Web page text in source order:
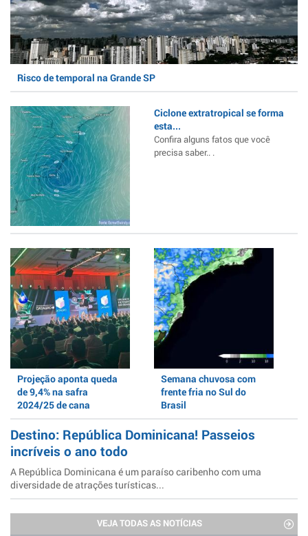
Risco de temporal na Grande SP
Ciclone extratropical se forma
esta...
Confira alguns fatos que você
precisa saber.. .
Projeção aponta queda
de 9,4% na safra
2024/25 de cana
Semana chuvosa com
frente fria no Sul do
Brasil
Destino: República Dominicana! Passeios
incríveis o ano todo
A República Dominicana é um paraíso caribenho com uma
diversidade de atrações turísticas...
VEJA TODAS AS NOTÍCIAS